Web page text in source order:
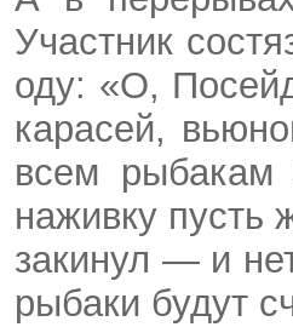
Участник
оду: «О,
карасей,
всем
наживку пусть
закинул — и
рыбаки будут